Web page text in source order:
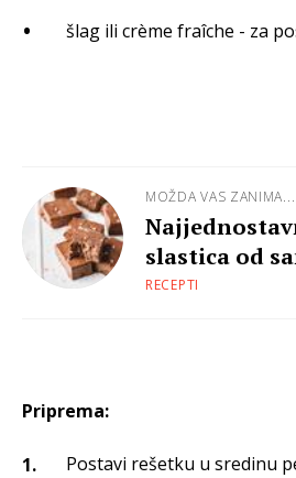
šlag ili crème fraîche - za
MOŽDA VAS ZANIMA...
slastica od
sastojaka
RECEPTI
Priprema:
Postavi rešetku u sredinu